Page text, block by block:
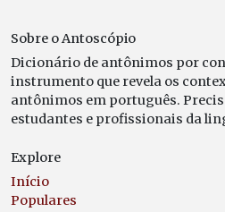
Sobre o Antoscópio
Dicionário de antônimos por
instrumento que revela os
antônimos em português.
estudantes e profissionais da
Explore
Início
Populares